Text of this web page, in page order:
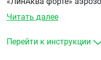
комплексного
воспалительных
Читать далее
Перейти к инструкции